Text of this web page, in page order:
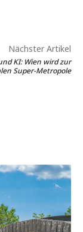
Nächster Artikel
KI: Wien wird zur
Super-Metropole